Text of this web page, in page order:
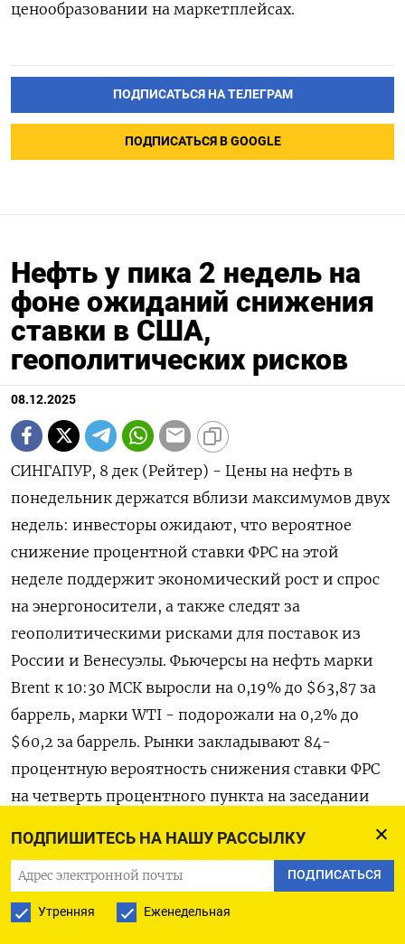
ПОДПИШИТЕСЬ НА НАШУ РАССЫЛКУ
ПОДПИСАТЬСЯ
Утренняя Еженедельная
ценообразовании на маркетплейсах.
ПОДПИСАТЬСЯ НА ТЕЛЕГРАМ
ПОДПИСАТЬСЯ В GOOGLE
Нефть у пика 2 недель на
фоне ожиданий снижения
ставки в США,
геополитических рисков
08.12.2025
СИНГАПУР, 8 дек (Рейтер) - Цены на нефть в
понедельник держатся вблизи максимумов двух
недель: инвесторы ожидают, что вероятное
снижение процентной ставки ФРС на этой
неделе поддержит экономический рост и спрос
на энергоносители, а также следят за
геополитическими рисками для поставок из
России и Венесуэлы. Фьючерсы на нефть марки
Brent к 10:30 МСК выросли на 0,19% до $63,87 за
баррель, марки WTI - подорожали на 0,2% до
$60,2 за баррель. Рынки закладывают 84-
процентную вероятность снижения ставки ФРС
на четверть процентного пункта на заседании
LSEG. Однако высказывания членов совета
управляющих свидетельствуют о том, что
предстоящее заседание может оказаться одним